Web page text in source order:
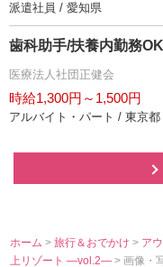
派遣社員 / 愛知県
歯科助手/扶養内勤務
医療法人社団正健会
時給1,300円～1,500円
アルバイト・パート / 東京都
ホーム >旅行＆おでかけ> ア
上リゾート ―vol.2―> 画像・